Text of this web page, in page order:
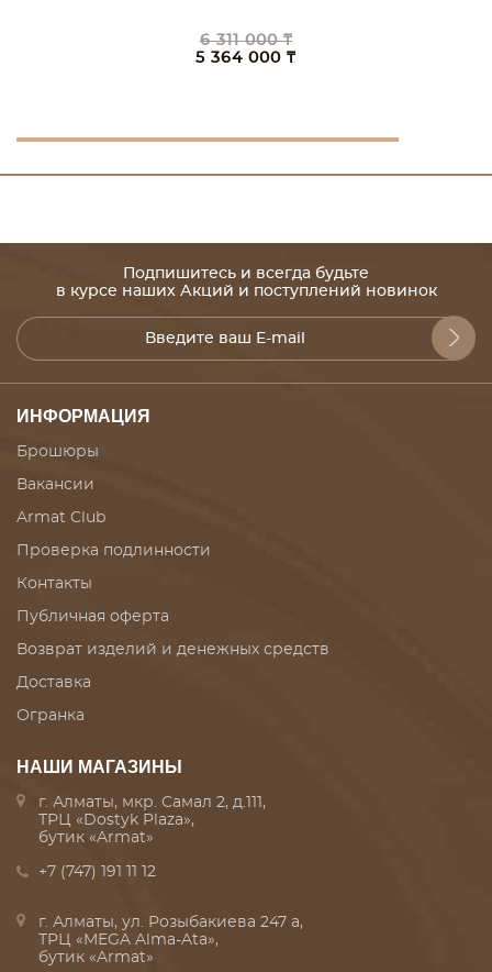
6 311 000 ₸
5 364 000 ₸
Подпишитесь и всегда будьте
в курсе наших Акций и поступлений новинок
ИНФОРМАЦИЯ
Брошюры
Вакансии
Armat Club
Проверка подлинности
Контакты
Публичная оферта
Возврат изделий и денежных средств
Доставка
Огранка
НАШИ МАГАЗИНЫ
г. Алматы, мкр. Самал 2, д.111,
ТРЦ «Dostyk Plaza»,
бутик «Armat»
+7 (747) 191 11 12
г. Алматы, ул. Розыбакиева 247 а,
ТРЦ «MEGA Alma-Ata»,
бутик «Armat»